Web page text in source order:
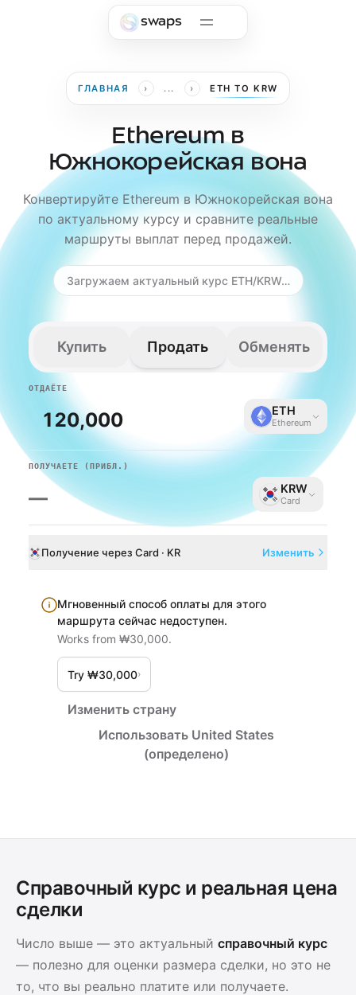
swaps
ГЛАВНАЯ › ... › ETH TO KRW
Ethereum в
Южнокорейская вона
Конвертируйте Ethereum в Южнокорейская вона
по актуальному курсу и сравните реальные
маршруты выплат перед продажей.
Загружаем актуальный курс ETH/KRW…
Купить Продать Обменять
ОТДАЁТЕ
ETH
Ethereum
ПОЛУЧАЕТЕ (ПРИБЛ.)
— KRW
Card
Получение через Card · KR Изменить
Мгновенный способ оплаты для этого
маршрута сейчас недоступен.
Works from ₩30,000.
Try ₩30,000›
Изменить страну
Использовать United States
(определено)
Справочный курс и реальная цена
сделки
Число выше — это актуальный справочный курс
— полезно для оценки размера сделки, но это не
то, что вы реально платите или получаете.